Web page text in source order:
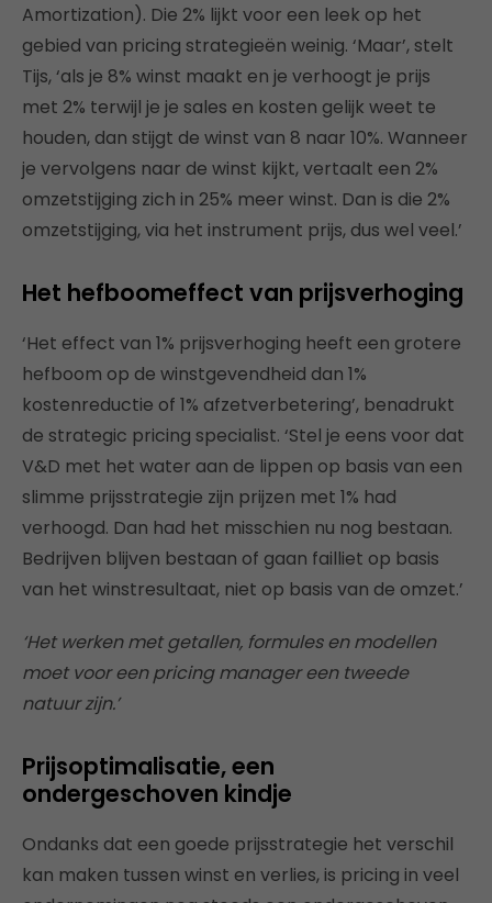
Amortization). Die 2% lijkt voor een leek op het
gebied van pricing strategieën weinig. ‘Maar’, stelt
Tijs, ‘als je 8% winst maakt en je verhoogt je prijs
met 2% terwijl je je sales en kosten gelijk weet te
houden, dan stijgt de winst van 8 naar 10%. Wanneer
je vervolgens naar de winst kijkt, vertaalt een 2%
omzetstijging zich in 25% meer winst. Dan is die 2%
omzetstijging, via het instrument prijs, dus wel veel.’
Het hefboomeffect van prijsverhoging
‘Het effect van 1% prijsverhoging heeft een grotere
hefboom op de winstgevendheid dan 1%
kostenreductie of 1% afzetverbetering’, benadrukt
de strategic pricing specialist. ‘Stel je eens voor dat
V&D met het water aan de lippen op basis van een
slimme prijsstrategie zijn prijzen met 1% had
verhoogd. Dan had het misschien nu nog bestaan.
Bedrijven blijven bestaan of gaan failliet op basis
van het winstresultaat, niet op basis van de omzet.’
‘Het werken met getallen, formules en modellen
moet voor een pricing manager een tweede
natuur zijn.’
Prijsoptimalisatie, een
ondergeschoven kindje
Ondanks dat een goede prijsstrategie het verschil
kan maken tussen winst en verlies, is pricing in veel